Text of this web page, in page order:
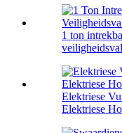
1 ton
Elektriese
Elektriese